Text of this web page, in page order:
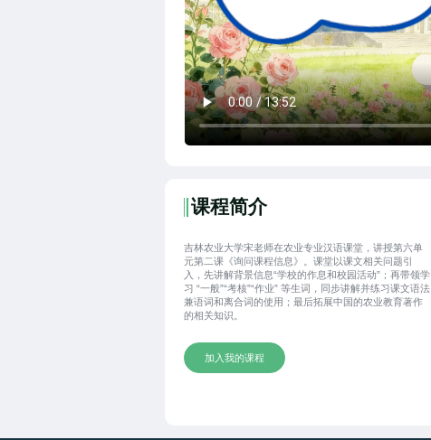
课程简介
吉林农业大学宋老师在农业专业汉语课堂，讲授第六单
元第二课《询问课程信息》。课堂以课文相关问题引
入，先讲解背景信息“学校的作息和校园活动”；再带领学
习 “一般”“考核”“作业” 等生词，同步讲解并练习课文语法
兼语词和离合词的使用；最后拓展中国的农业教育著作
的相关知识。
加入我的课程